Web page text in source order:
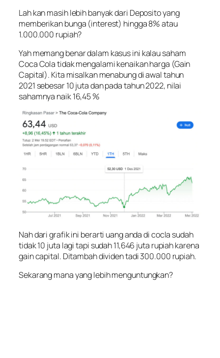
Lah kan masih lebih banyak dari Deposito yang
memberikan bunga (interest) hingga 8% atau
1.000.000 rupiah?
Yah memang benar dalam kasus ini kalau saham
Coca Cola tidak mengalami kenaikan harga (Gain
Capital). Kita misalkan menabung di awal tahun
2021 sebesar 10 juta dan pada tahun 2022, nilai
sahamnya naik 16,45 %
Nah dari grafik ini berarti uang anda di cocla sudah
tidak 10 juta lagi tapi sudah 11,646 juta rupiah karena
gain capital. Ditambah dividen tadi 300.000 rupiah.
Sekarang mana yang lebih menguntungkan?